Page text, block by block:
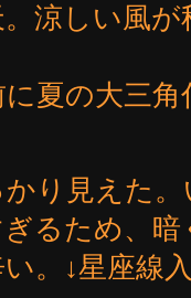
涼しい風
夏の大三
り見えた
るため、
。↓星座線